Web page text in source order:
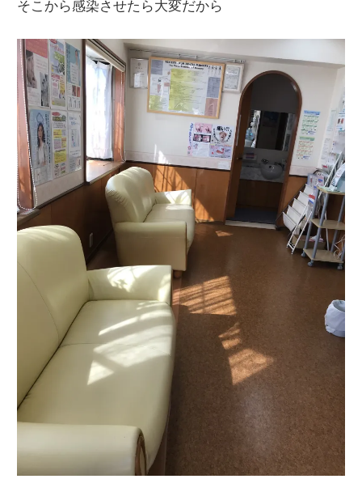
そこから感染させたら大変だから